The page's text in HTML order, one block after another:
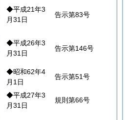
◆平成21年3
月31日
告示第83号
◆平成26年3
月31日
告示第146号
◆昭和62年4
月1日
告示第51号
◆平成27年3
月31日
規則第66号